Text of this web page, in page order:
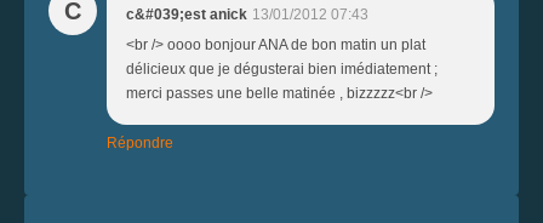
C c&#039;est anick 13/01/2012 07:43
<br /> oooo bonjour ANA de bon matin un plat
délicieux que je dégusterai bien imédiatement ;
merci passes une belle matinée , bizzzzz<br />
Répondre